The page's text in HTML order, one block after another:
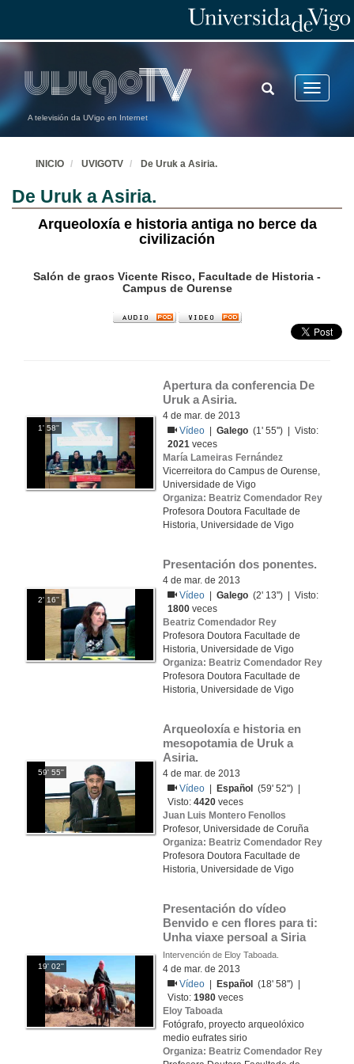
A televisión da UVigo en Internet
Toggle
TOGGLE
SEARCH
INICIO UVIGOTV De Uruk a Asiria.
De Uruk a Asiria.
Arqueoloxía e historia antiga no berce da
civilización
Salón de graos Vicente Risco, Facultade de Historia -
Campus de Ourense
1' 58''
Apertura da conferencia De
Uruk a Asiria.
4 de mar. de 2013
Vídeo
|Galego (1' 55'') | Visto:
2021 veces
María Lameiras Fernández
Vicerreitora do Campus de Ourense,
Universidade de Vigo
Organiza: Beatriz Comendador Rey
Profesora Doutora Facultade de
Historia, Universidade de Vigo
2' 16''
Presentación dos ponentes.
4 de mar. de 2013
Vídeo
|Galego (2' 13'') | Visto:
1800 veces
Beatriz Comendador Rey
Profesora Doutora Facultade de
Historia, Universidade de Vigo
Organiza: Beatriz Comendador Rey
Profesora Doutora Facultade de
Historia, Universidade de Vigo
59' 55''
Arqueoloxía e historia en
mesopotamia de Uruk a
Asiria.
4 de mar. de 2013
Vídeo
Español
(59' 52'') |
Visto:4420 veces
Juan Luis Montero Fenollos
Profesor, Universidade de Coruña
Organiza: Beatriz Comendador Rey
Profesora Doutora Facultade de
Historia, Universidade de Vigo
19' 02''
Presentación do vídeo
Benvido e cen flores para ti:
Unha viaxe persoal a Siria
Intervención de Eloy Taboada.
4 de mar. de 2013
Vídeo
Español
(18' 58'') |
Visto:1980 veces
Eloy Taboada
Fotógrafo, proyecto arqueolóxico
medio eufrates sirio
Organiza: Beatriz Comendador Rey